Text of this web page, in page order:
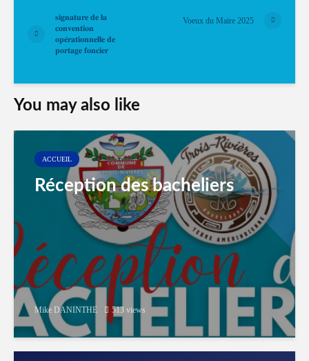
𝐬𝐢𝐠𝐧𝐚𝐭𝐮𝐫𝐞 𝐝𝐞 𝐥𝐚
𝐜𝐨𝐧𝐯𝐞𝐧𝐭𝐢𝐨𝐧
𝐨𝐩𝐞́𝐫𝐚𝐭𝐢𝐨𝐧𝐧𝐞𝐥𝐥𝐞 𝐝𝐞
𝐩𝐨𝐫𝐭𝐚𝐠𝐞 𝐟𝐨𝐧𝐜𝐢𝐞𝐫
Voeux du Maire 2025
You may also like
ACCUEIL
Réception des bacheliers
Mike DANINTHE 513 views